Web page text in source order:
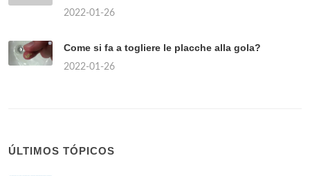
2022-01-26
Come si fa a togliere le placche alla gola?
2022-01-26
ÚLTIMOS TÓPICOS